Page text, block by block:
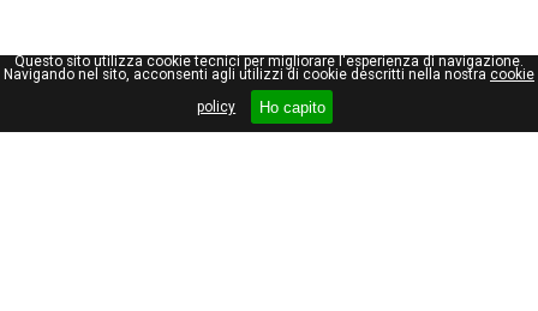
Questo sito utilizza cookie tecnici per migliorare l'esperienza di navigazione.
Navigando nel sito, acconsenti agli utilizzi di cookie descritti nella nostra cookie
policy
Ho capito